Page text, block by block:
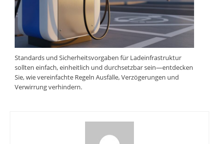
Standards und Sicherheitsvorgaben für Ladeinfrastruktur
sollten einfach, einheitlich und durchsetzbar sein—entdecken
Sie, wie vereinfachte Regeln Ausfälle, Verzögerungen und
Verwirrung verhindern.